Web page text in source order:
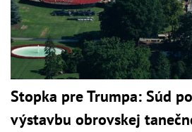
Stopka pre Trumpa: Súd
výstavbu obrovskej